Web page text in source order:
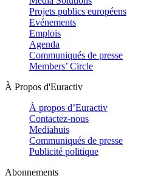
Projets publics européens
Evénements
Emplois
Agenda
Communiqués de presse
Members’ Circle
À Propos d'Euractiv
À propos d’Euractiv
Contactez-nous
Mediahuis
Communiqués de presse
Publicité politique
Abonnements